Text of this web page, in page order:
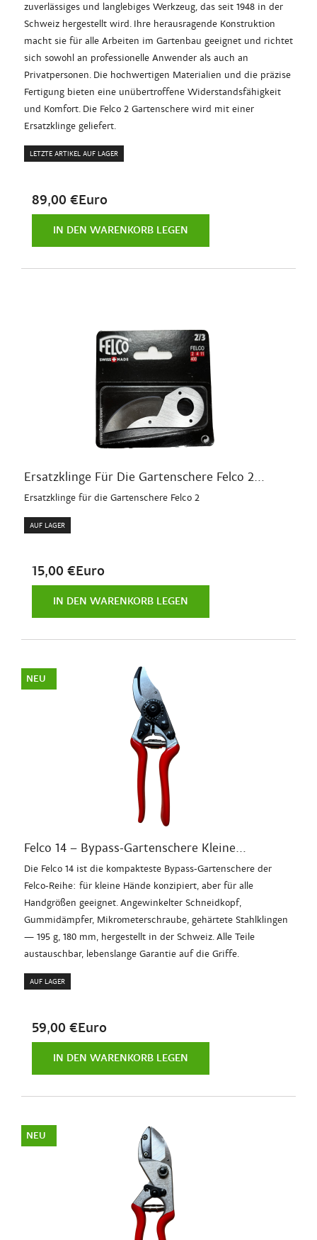
zuverlässiges und langlebiges Werkzeug, das seit 1948 in der
Schweiz hergestellt wird. Ihre herausragende Konstruktion
macht sie für alle Arbeiten im Gartenbau geeignet und richtet
sich sowohl an professionelle Anwender als auch an
Privatpersonen. Die hochwertigen Materialien und die präzise
Fertigung bieten eine unübertroffene Widerstandsfähigkeit
und Komfort. Die Felco 2 Gartenschere wird mit einer
Ersatzklinge geliefert.
LETZTE ARTIKEL AUF LAGER
89,00 €Euro
IN DEN WARENKORB LEGEN
Ersatzklinge Für Die Gartenschere Felco 2...
Ersatzklinge für die Gartenschere Felco 2
AUF LAGER
15,00 €Euro
IN DEN WARENKORB LEGEN
Felco 14 – Bypass-Gartenschere Kleine...
Die Felco 14 ist die kompakteste Bypass-Gartenschere der
Felco-Reihe: für kleine Hände konzipiert, aber für alle
Handgrößen geeignet. Angewinkelter Schneidkopf,
Gummidämpfer, Mikrometerschraube, gehärtete Stahlklingen
— 195 g, 180 mm, hergestellt in der Schweiz. Alle Teile
austauschbar, lebenslange Garantie auf die Griffe.
AUF LAGER
59,00 €Euro
IN DEN WARENKORB LEGEN
NEU
NEU